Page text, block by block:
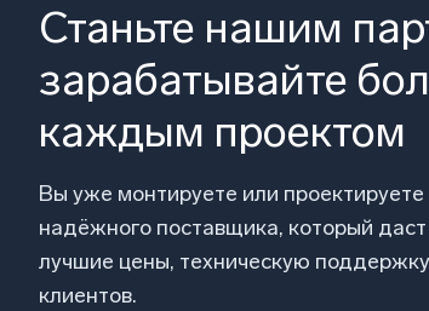
Станьте нашим
зарабатывайте
каждым проектом
Вы уже монтируете или
надёжного поставщика, который
лучшие цены, техническую
клиентов.